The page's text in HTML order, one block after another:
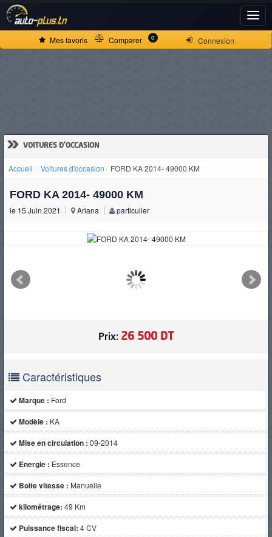
Connexion
Mes favoris Comparer 0
» VOITURES D'OCCASION
Accueil Voitures d'occasion FORD KA 2014- 49000 KM
FORD KA 2014- 49000 KM
le 15 Juin 2021 Ariana particulier
Prix: 26 500 DT
Caractéristiques
Marque : Ford
Modèle : KA
Mise en circulation : 09-2014
Energie : Essence
Boite vitesse : Manuelle
kilométrage: 49 Km
Puissance fiscal: 4 CV
ACCUEIL
D'OCCASION
PNEUS